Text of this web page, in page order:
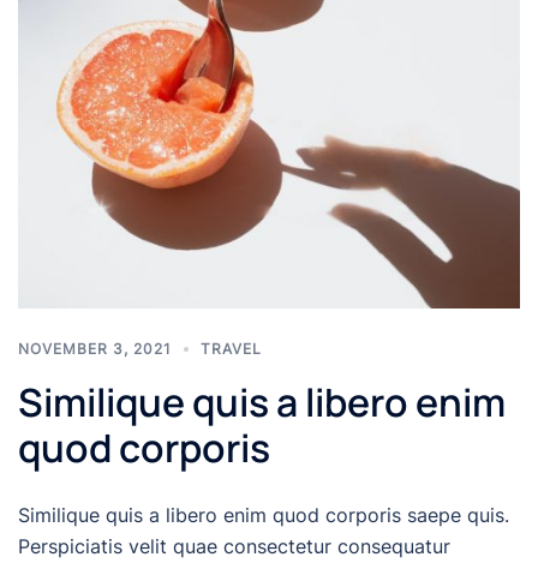
NOVEMBER 3, 2021 TRAVEL
Similique quis a libero enim
quod corporis
Similique quis a libero enim quod corporis saepe quis.
Perspiciatis velit quae consectetur consequatur